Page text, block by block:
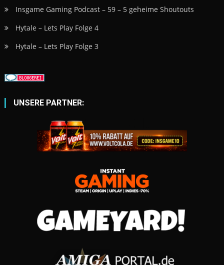
Insgame Gaming Podcast – 59 – 5 geheime Shoutouts
Hytale – Lets Play Folge 4
Hytale – Lets Play Folge 3
UNSERE PARTNER: